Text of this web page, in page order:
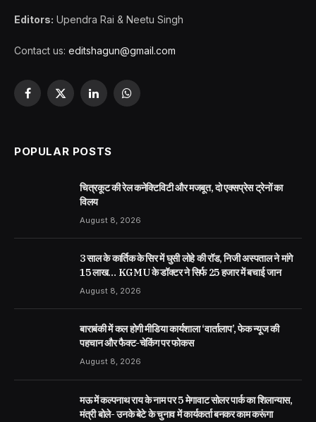
Editors: Upendra Rai & Neetu Singh
Contact us: editshagun@gmail.com
Facebook
X
LinkedInWhatsApp
POPULAR POSTS
चित्रकूट की रेल कनेक्टिविटी और मजबूत, दो एक्सप्रेस ट्रेनों का
विलय
August 8, 2026
3 साल के कार्तिक के सिर में घुसी लोहे की रॉड, निजी अस्पताल ने मांगे
15 लाख… KGMU के डॉक्टर ने सिर्फ 25 हजार में बचाई जान
August 8, 2026
बाराबंकी में कल होगी मीडिया कार्यशाला ‘वार्तालाप’, फेक न्यूज की
पहचान और फैक्ट-चेकिंग पर फोकस
August 8, 2026
मऊ में कल्पनाथ राय के नाम पर 5 मेगावाट सोलर पार्क का शिलान्यास,
मंत्री बोले- उनके बेटे के चुनाव में कार्यकर्ता बनकर काम करूंगा